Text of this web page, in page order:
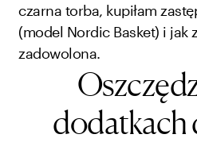
czarna torba, kupiłam
(model Nordic Basket) i jak
zadowolona.
dodatkach